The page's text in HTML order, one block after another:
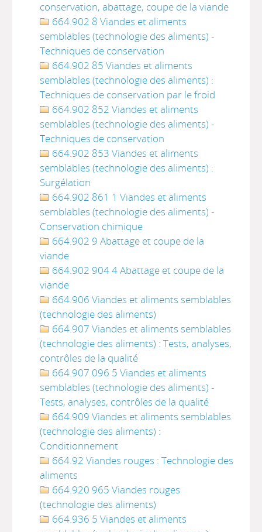
conservation, abattage, coupe de la viande
664.902 8 Viandes et aliments
semblables (technologie des aliments) -
Techniques de conservation
664.902 85 Viandes et aliments
semblables (technologie des aliments) :
Techniques de conservation par le froid
664.902 852 Viandes et aliments
semblables (technologie des aliments) -
Techniques de conservation
664.902 853 Viandes et aliments
semblables (technologie des aliments) :
Surgélation
664.902 861 1 Viandes et aliments
semblables (technologie des aliments) -
Conservation chimique
664.902 9 Abattage et coupe de la
viande
664.902 904 4 Abattage et coupe de la
viande
664.906 Viandes et aliments semblables
(technologie des aliments)
664.907 Viandes et aliments semblables
(technologie des aliments) : Tests, analyses,
contrôles de la qualité
664.907 096 5 Viandes et aliments
semblables (technologie des aliments) -
Tests, analyses, contrôles de la qualité
664.909 Viandes et aliments semblables
(technologie des aliments) :
Conditionnement
664.92 Viandes rouges : Technologie des
aliments
664.920 965 Viandes rouges
(technologie des aliments)
664.936 5 Viandes et aliments